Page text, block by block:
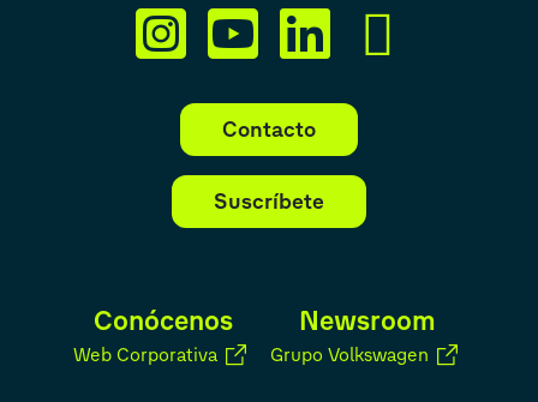
Contacto
Suscríbete
Conócenos
Web Corporativa
Newsroom
Grupo Volkswagen